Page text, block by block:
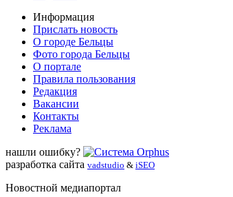
Информация
Прислать новость
О городе Бельцы
Фото города Бельцы
О портале
Правила пользования
Редакция
Вакансии
Контакты
Реклама
нашли ошибку?
разработка сайта vadstudio & iSEO
Новостной медиапортал